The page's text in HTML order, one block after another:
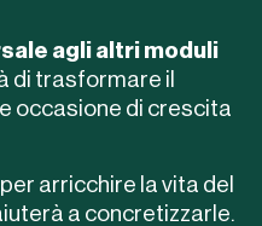
agli altri moduli
di trasformare il
occasione di crescita
arricchire la vita del
a concretizzarle.